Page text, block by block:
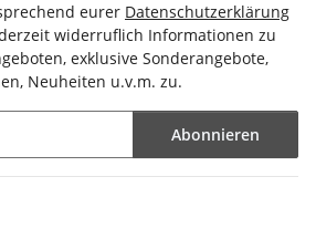
eurer Datenschutzerklärung
widerruflich Informationen zu
exklusive Sonderangebote,
Neuheiten u.v.m. zu.
Abonnieren